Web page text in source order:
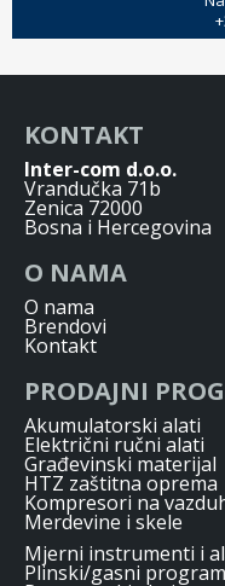
KONTAKT
Inter-com d.o.o.
Vrandučka 71b
Zenica 72000
Bosna i Hercegovina
O NAMA
O nama
Brendovi
Kontakt
PRODAJNI
Akumulatorski alati
Električni ručni alati
Građevinski materijal
HTZ zaštitna oprema
Kompresori na
Merdevine i skele
Mjerni instrumenti i
Plinski/gasni program